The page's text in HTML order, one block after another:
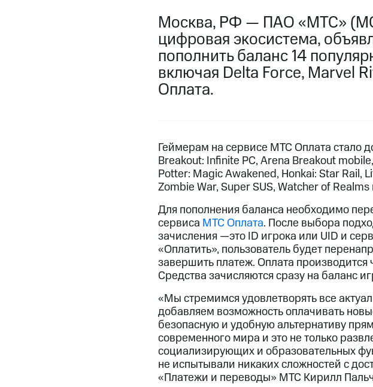
Москва, РФ — ПАО «МТС»
цифровая экосистема,
пополнить баланс 14
включая Delta Force, Marvel
Оплата.
Геймерам на сервисе МТС Оплата стало
Breakout: Infinite PC, Arena Breakout
Potter: Magic Awakened, Honkai: Star Rail,
Zombie War, Super SUS, Watcher of
Для пополнения баланса необходимо
сервиса МТС Оплата. После выбора
зачисления —это ID игрока или UID и
«Оплатить», пользователь будет
завершить платеж. Оплата
Средства зачисляются сразу на баланс
«Мы стремимся удовлетворять все
добавляем возможность оплачивать
безопасную и удобную альтернативу
современного мира и это не только
социализирующих и образовательных
не испытывали никаких сложностей с
«Платежи и переводы» МТС Кирилл